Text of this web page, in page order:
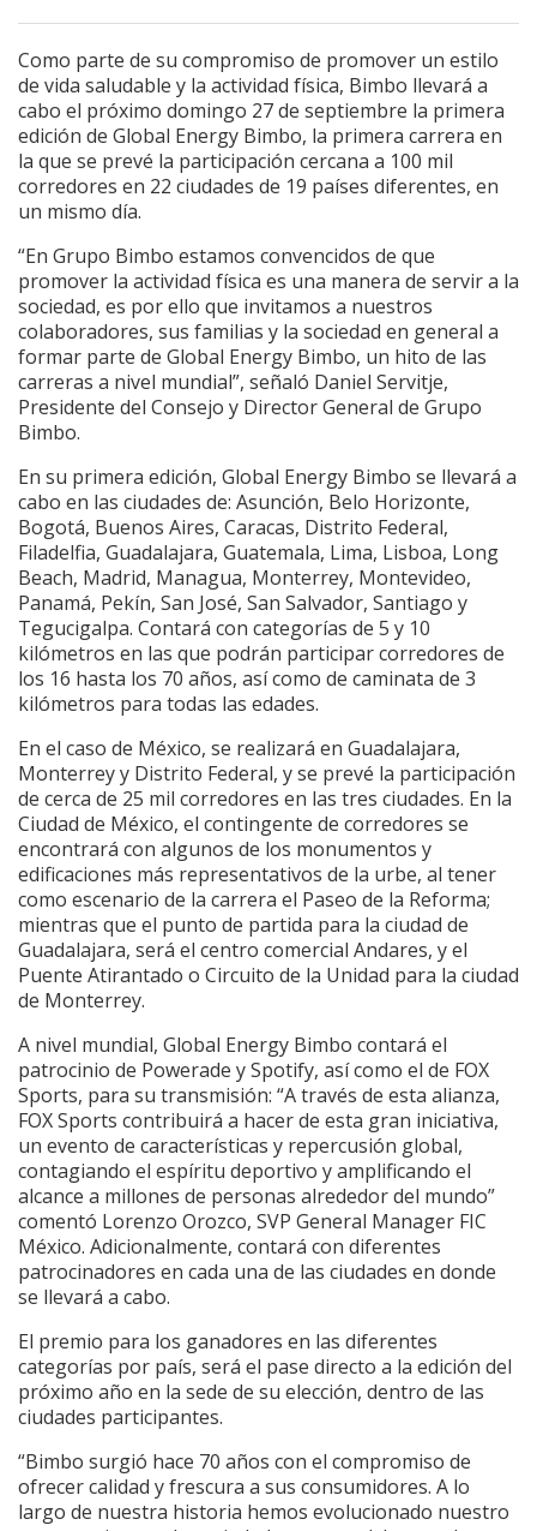
Como parte de su compromiso de promover un estilo
de vida saludable y la actividad física, Bimbo llevará a
cabo el próximo domingo 27 de septiembre la primera
edición de Global Energy Bimbo, la primera carrera en
la que se prevé la participación cercana a 100 mil
corredores en 22 ciudades de 19 países diferentes, en
un mismo día.
“En Grupo Bimbo estamos convencidos de que
promover la actividad física es una manera de servir a la
sociedad, es por ello que invitamos a nuestros
colaboradores, sus familias y la sociedad en general a
formar parte de Global Energy Bimbo, un hito de las
carreras a nivel mundial”, señaló Daniel Servitje,
Presidente del Consejo y Director General de Grupo
Bimbo.
En su primera edición, Global Energy Bimbo se llevará a
cabo en las ciudades de: Asunción, Belo Horizonte,
Bogotá, Buenos Aires, Caracas, Distrito Federal,
Filadelfia, Guadalajara, Guatemala, Lima, Lisboa, Long
Beach, Madrid, Managua, Monterrey, Montevideo,
Panamá, Pekín, San José, San Salvador, Santiago y
Tegucigalpa. Contará con categorías de 5 y 10
kilómetros en las que podrán participar corredores de
los 16 hasta los 70 años, así como de caminata de 3
kilómetros para todas las edades.
En el caso de México, se realizará en Guadalajara,
Monterrey y Distrito Federal, y se prevé la participación
de cerca de 25 mil corredores en las tres ciudades. En la
Ciudad de México, el contingente de corredores se
encontrará con algunos de los monumentos y
edificaciones más representativos de la urbe, al tener
como escenario de la carrera el Paseo de la Reforma;
mientras que el punto de partida para la ciudad de
Guadalajara, será el centro comercial Andares, y el
Puente Atirantado o Circuito de la Unidad para la ciudad
de Monterrey.
A nivel mundial, Global Energy Bimbo contará el
patrocinio de Powerade y Spotify, así como el de FOX
Sports, para su transmisión: “A través de esta alianza,
FOX Sports contribuirá a hacer de esta gran iniciativa,
un evento de características y repercusión global,
contagiando el espíritu deportivo y amplificando el
alcance a millones de personas alrededor del mundo”
comentó Lorenzo Orozco, SVP General Manager FIC
México. Adicionalmente, contará con diferentes
patrocinadores en cada una de las ciudades en donde
se llevará a cabo.
El premio para los ganadores en las diferentes
categorías por país, será el pase directo a la edición del
próximo año en la sede de su elección, dentro de las
ciudades participantes.
“Bimbo surgió hace 70 años con el compromiso de
ofrecer calidad y frescura a sus consumidores. A lo
largo de nuestra historia hemos evolucionado nuestro